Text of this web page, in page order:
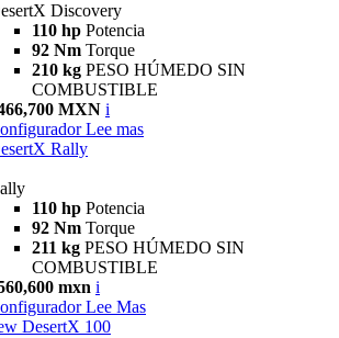
Discovery
110 hp Potencia
92 Nm Torque
210 kg PESO HÚMEDO SIN
COMBUSTIBLE
MXN i
Lee mas
Rally
110 hp Potencia
92 Nm Torque
211 kg PESO HÚMEDO SIN
COMBUSTIBLE
mxn i
Lee Mas
DesertX 100